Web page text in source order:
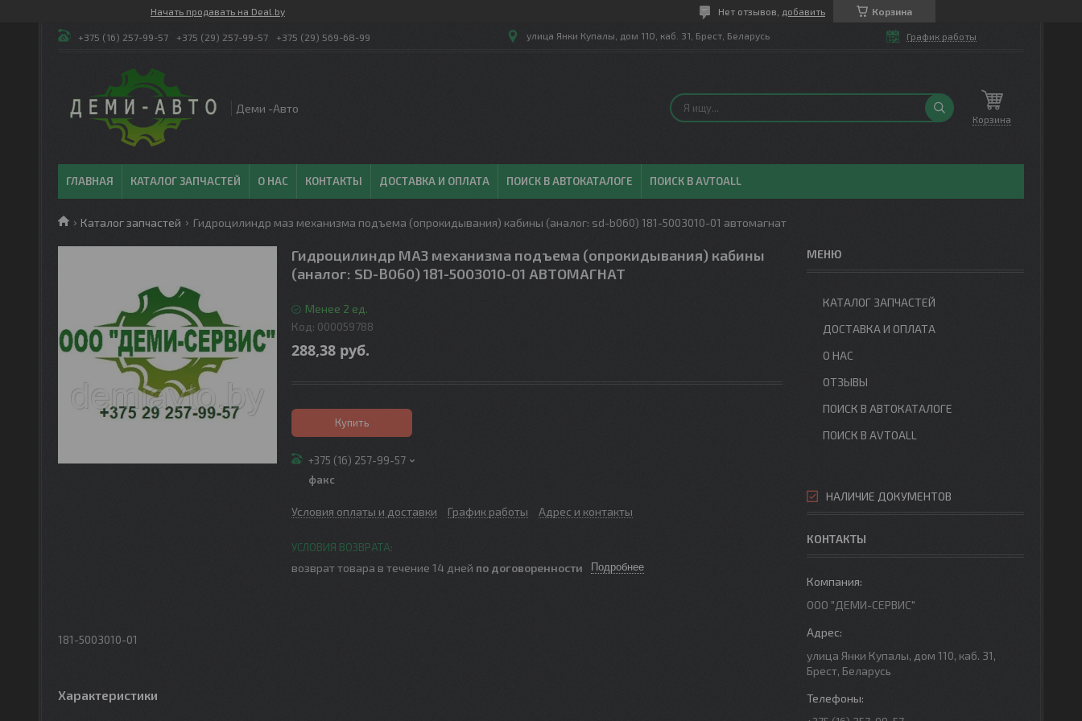
Начать продавать на Deal.by Корзина
Нет отзывов, добавить
+375 (16) 257-99-57 +375 (29) 257-99-57 +375 (29) 569-68-99 улица Янки Купалы, дом 110, каб. 31, Брест, Беларусь График работы
Деми -Авто
Корзина
ГЛАВНАЯ КАТАЛОГ ЗАПЧАСТЕЙ О НАС КОНТАКТЫ ДОСТАВКА И ОПЛАТА ПОИСК В АВТОКАТАЛОГЕ ПОИСК В AVTOALL
Каталог запчастей Гидроцилиндр маз механизма подъема (опрокидывания) кабины (аналог: sd-b060) 181-5003010-01 автомагнат
Гидроцилиндр МАЗ механизма подъема (опрокидывания) кабины
(аналог: SD-B060) 181-5003010-01 АВТОМАГНАТ
Менее 2 ед.
Код: 000059788
288,38 руб.
Купить
+375 (16) 257-99-57
факс
Условия оплаты и доставки График работы Адрес и контакты
возврат товара в течение 14 дней по договоренности Подробнее
181-5003010-01
Характеристики
КАТАЛОГ ЗАПЧАСТЕЙ
ДОСТАВКА И ОПЛАТА
О НАС
ОТЗЫВЫ
ПОИСК В АВТОКАТАЛОГЕ
ПОИСК В AVTOALL
НАЛИЧИЕ ДОКУМЕНТОВ
КОНТАКТЫ
ООО "ДЕМИ-СЕРВИС"
улица Янки Купалы, дом 110, каб. 31,
Брест, Беларусь